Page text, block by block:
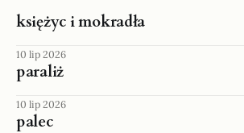
księżyc i mokradła
10 lip 2026
paraliż
10 lip 2026
palec